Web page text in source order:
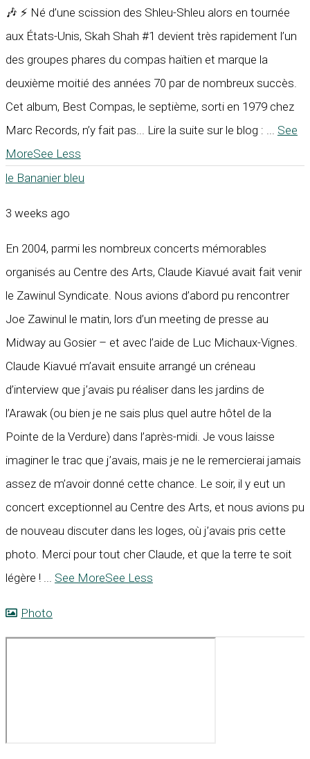
🎶 ⚡ Né d’une scission des Shleu-Shleu alors en tournée
aux États-Unis, Skah Shah #1 devient très rapidement l’un
des groupes phares du compas haïtien et marque la
deuxième moitié des années 70 par de nombreux succès.
Cet album, Best Compas, le septième, sorti en 1979 chez
Marc Records, n’y fait pas... Lire la suite sur le blog : ... See
MoreSee Less
le Bananier bleu
3 weeks ago
En 2004, parmi les nombreux concerts mémorables
organisés au Centre des Arts, Claude Kiavué avait fait venir
le Zawinul Syndicate. Nous avions d’abord pu rencontrer
Joe Zawinul le matin, lors d’un meeting de presse au
Midway au Gosier – et avec l’aide de Luc Michaux-Vignes.
Claude Kiavué m’avait ensuite arrangé un créneau
d’interview que j’avais pu réaliser dans les jardins de
l’Arawak (ou bien je ne sais plus quel autre hôtel de la
Pointe de la Verdure) dans l’après-midi. Je vous laisse
imaginer le trac que j’avais, mais je ne le remercierai jamais
assez de m’avoir donné cette chance. Le soir, il y eut un
concert exceptionnel au Centre des Arts, et nous avions pu
de nouveau discuter dans les loges, où j’avais pris cette
photo. Merci pour tout cher Claude, et que la terre te soit
légère ! ... See MoreSee Less
Photo